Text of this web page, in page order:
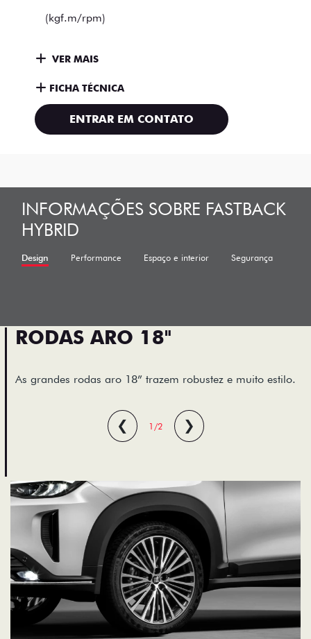
(kgf.m/rpm)
VER MAIS
FICHA TÉCNICA
ENTRAR EM CONTATO
INFORMAÇÕES SOBRE FASTBACK
HYBRID
Design Performance Espaço e interior Segurança
RODAS ARO 18"
As grandes rodas aro 18” trazem robustez e muito estilo.
❮ 1/2 ❯